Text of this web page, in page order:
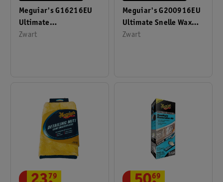
Meguiar's G16216EU
Ultimate
Interieurdetailer 473
Zwart
Meguiar's G200916EU
Ultimate Snelle Wax
473 Ml Spray
Zwart
79 69